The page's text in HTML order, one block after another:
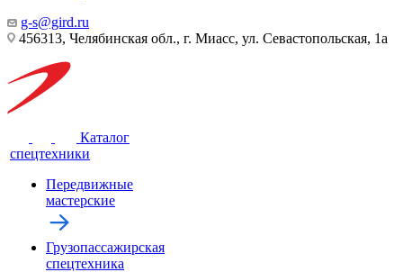
g-s@gird.ru
456313, Челябинская обл., г. Миасс, ул. Севастопольская, 1а
Каталог
спецтехники
Передвижные
мастерские
Грузопассажирская
спецтехника